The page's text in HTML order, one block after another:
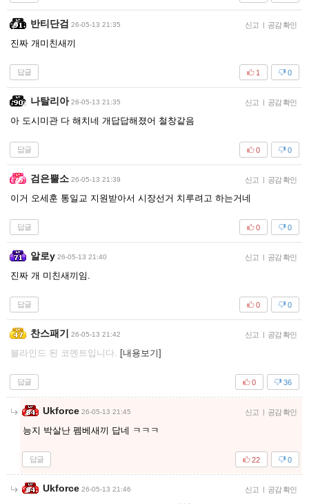
반티단검 26-05-13 21:35 신고 공감 확인
진짜 개미친새끼
답글 0
1
나탈리아 26-05-13 21:35 신고 공감 확인
아 도시미관 다 해치네 개답답해졌어 철창같음
답글 0
0
검은뿔소 26-05-13 21:39 신고 공감 확인
이거 오세훈 통일교 지원받아서 시장선거 치루려고 하는거네
답글 0
0
알로y 26-05-13 21:40 신고 공감 확인
진짜 개 미친새끼임.
답글 0
0
찬스패기 26-05-13 21:42 신고 공감 확인
블라인드 된 코멘트입니다. [내용보기]
답글 36
0
Ukforce 26-05-13 21:45 신고 공감 확인
능지 박살난 펨베새끼 답네 ㅋㅋㅋ
답글 0
22
Ukforce 26-05-13 21:46 신고 공감 확인